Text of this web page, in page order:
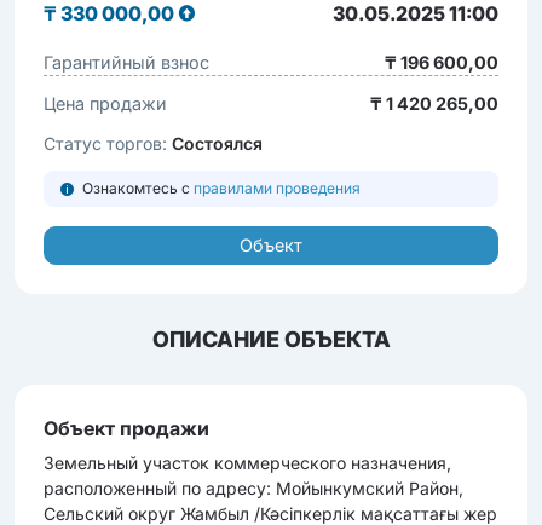
₸ 330 000,00 30.05.2025 11:00
Гарантийный взнос
₸ 196 600,00
Цена продажи
₸ 1 420 265,00
Статус торгов: Состоялся
Ознакомтесь с правилами проведения
Объект
ОПИСАНИЕ ОБЪЕКТА
Объект продажи
Земельный участок коммерческого назначения,
расположенный по адресу: Мойынкумский Район,
Сельский округ Жамбыл /Кәсіпкерлік мақсаттағы жер